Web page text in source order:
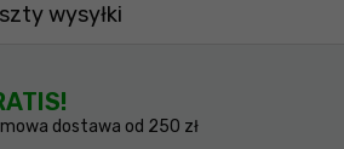
wysyłki
dostawa od 250 zł